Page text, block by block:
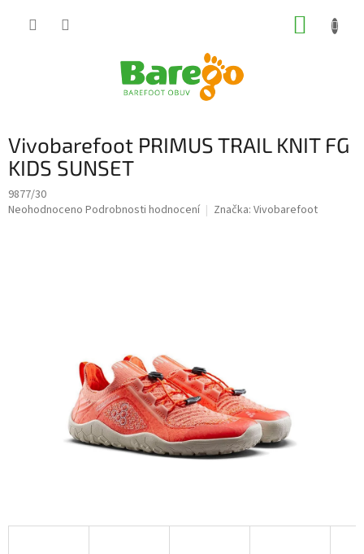
Vivobarefoot PRIMUS TRAIL KNIT FG
KIDS SUNSET
9877/30
Průměrné
Neohodnoceno Podrobnosti hodnocení Značka: Vivobarefoot